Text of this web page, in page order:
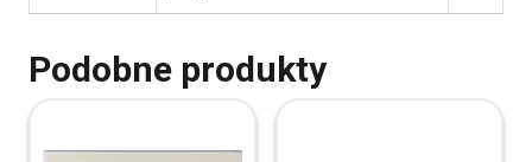
Podobne produkty